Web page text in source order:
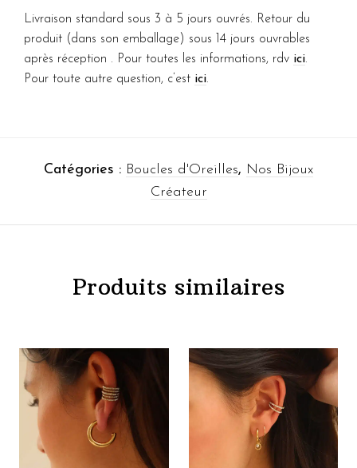
Livraison standard sous 3 à 5 jours ouvrés. Retour du
produit (dans son emballage) sous 14 jours ouvrables
après réception . Pour toutes les informations, rdv ici.
Pour toute autre question, c’est ici.
Catégories : Boucles d'Oreilles, Nos Bijoux
Créateur
Produits similaires